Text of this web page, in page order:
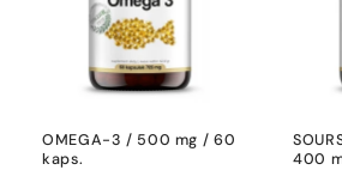
OMEGA-3 / 500 mg / 60
kaps.
400